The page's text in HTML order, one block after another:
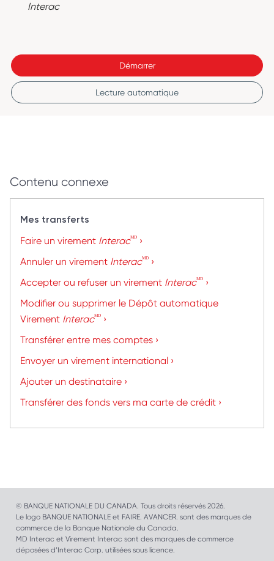
Interac
Démarrer
Lecture automatique
Contenu connexe
Mes transferts
Faire un virement Interacᴹᴰ ›
Annuler un virement Interacᴹᴰ ›
Accepter ou refuser un virement Interacᴹᴰ ›
Modifier ou supprimer le Dépôt automatique
Virement Interacᴹᴰ ›
Transférer entre mes comptes ›
Envoyer un virement international ›
Ajouter un destinataire ›
Transférer des fonds vers ma carte de crédit ›
© BANQUE NATIONALE DU CANADA. Tous droits réservés 2026.
Le logo BANQUE NATIONALE et FAIRE. AVANCER. sont des marques de
commerce de la Banque Nationale du Canada.
MD Interac et Virement Interac sont des marques de commerce
déposées d’Interac Corp. utilisées sous licence.